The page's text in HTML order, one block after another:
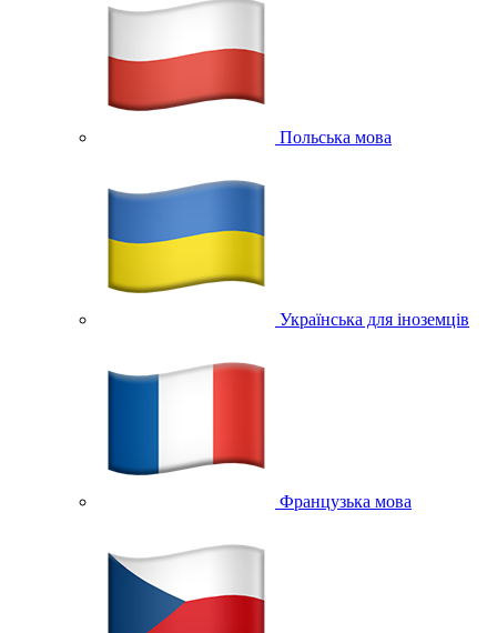
Польська мова
Українська для іноземців
Французька мова